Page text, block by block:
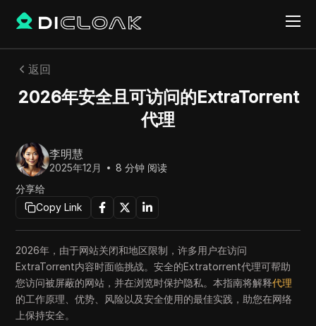
返回
2026年安全且可访问的ExtraTorrent
代理
李明慧
2025年12月 8 分钟 阅读
分享给
Copy Link
2026年，由于网站关闭和地区限制，许多用户在访问
ExtraTorrent内容时面临挑战。安全的Extratorrent代理可帮助
您访问被屏蔽的网站，并在浏览时保护隐私。本指南将解释代理
的工作原理、优势、风险以及安全使用的最佳实践，助您在网络
上保持安全。